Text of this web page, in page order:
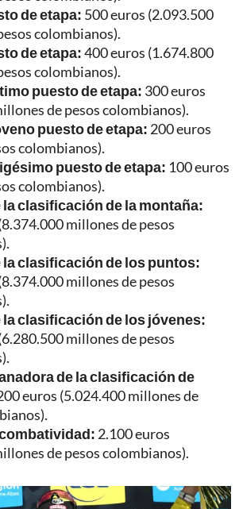
de etapa: 500 euros (2.093.500
colombianos).
de etapa:400 euros (1.674.800
colombianos).
puesto de etapa: 300 euros
de pesos colombianos).
puesto de etapa: 200 euros
colombianos).
puesto de etapa: 100 euros
colombianos).
la clasificación de la montaña:
millones de pesos
la clasificación de los puntos:
millones de pesos
la clasificación de los jóvenes:
millones de pesos
de la clasificación de
euros (5.024.400 millones de
2.100 euros
de pesos colombianos).